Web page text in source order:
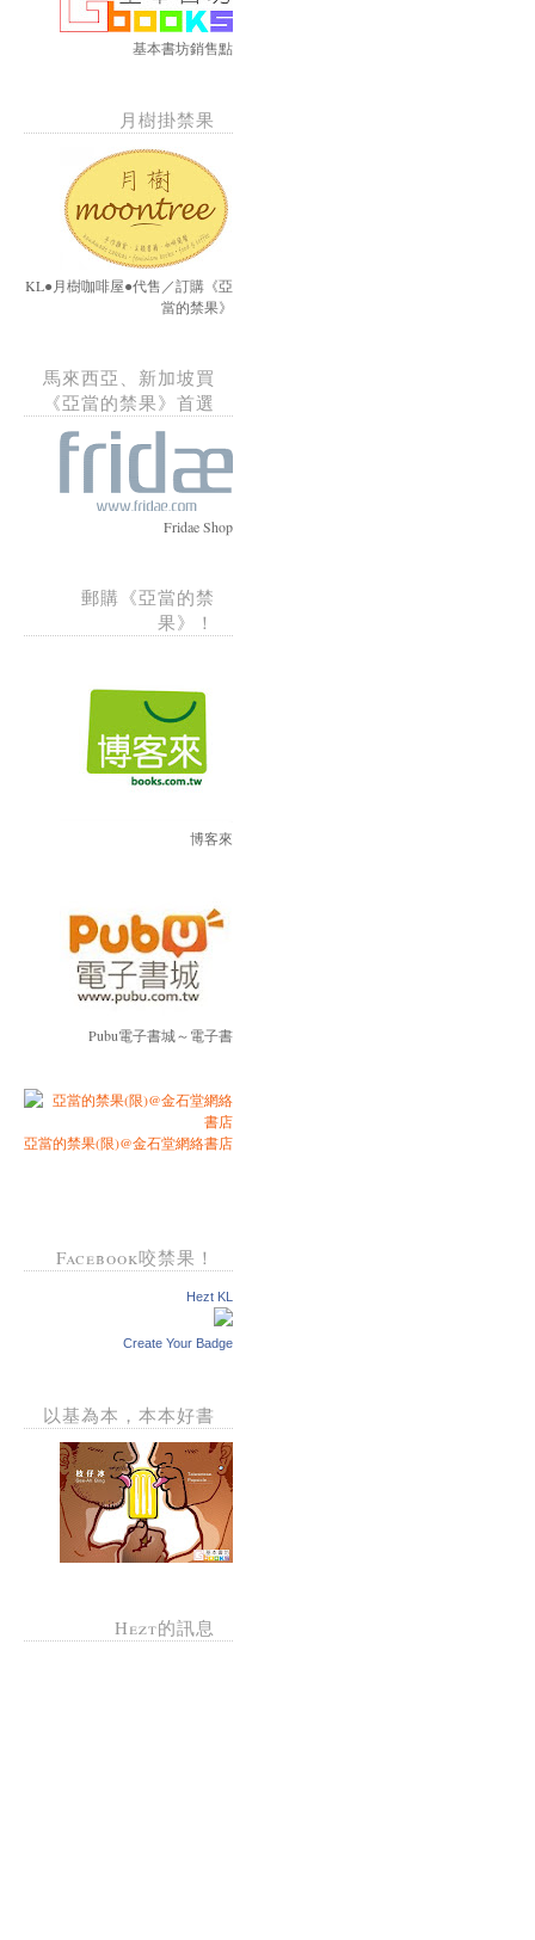
基本書坊銷售點
月樹掛禁果
KL●月樹咖啡屋●代售／訂購《亞
當的禁果》
馬來西亞、新加坡買
《亞當的禁果》首選
Fridae Shop
郵購《亞當的禁
果》！
博客來
Pubu電子書城～電子書
亞當的禁果(限)@金石堂網絡書店
Facebook咬禁果！
Hezt KL
Create Your Badge
以基為本，本本好書
Hezt的訊息